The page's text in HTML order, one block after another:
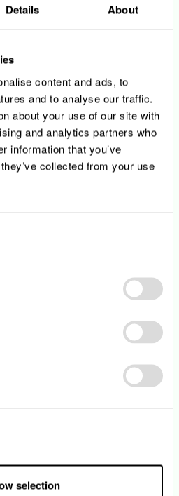
Details About
content and ads, to
and to analyse our traffic.
about your use of our site with
and analytics partners who
information that you’ve
collected from your use
selection
Energiewandel beschäftigt
über 2.000 Mitarbeiter.
Stromleitungen und etwa
im Saarland und in
und 1.650 km
Die Infrastrukturen
verschiedenen